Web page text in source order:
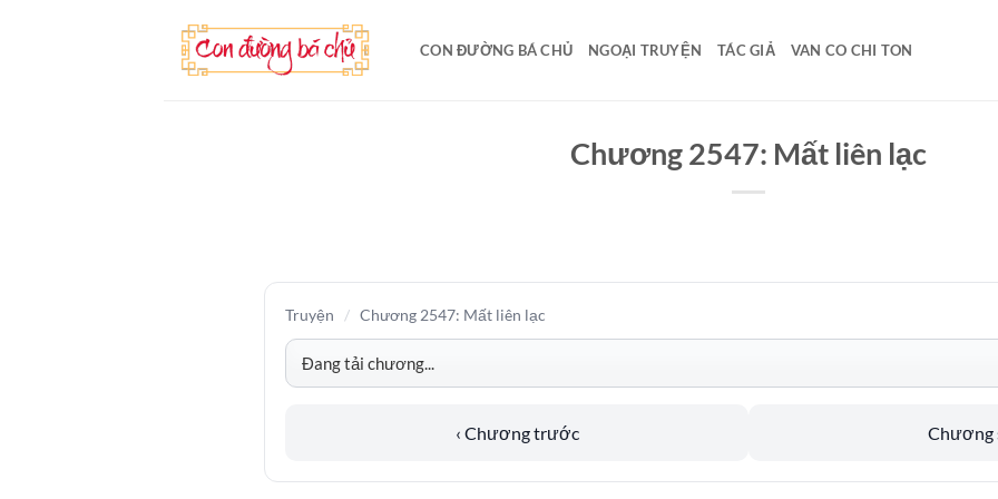
CON ĐƯỜNG BÁ CHỦ NGOẠI TRUYỆN TÁC GIẢ VAN CO CHI TON
Chương 2547: Mất liên lạc
Truyện / Chương 2547: Mất liên lạc
‹ Chương trước Chương